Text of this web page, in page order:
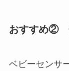
おすすめ②
ベビーセンサ